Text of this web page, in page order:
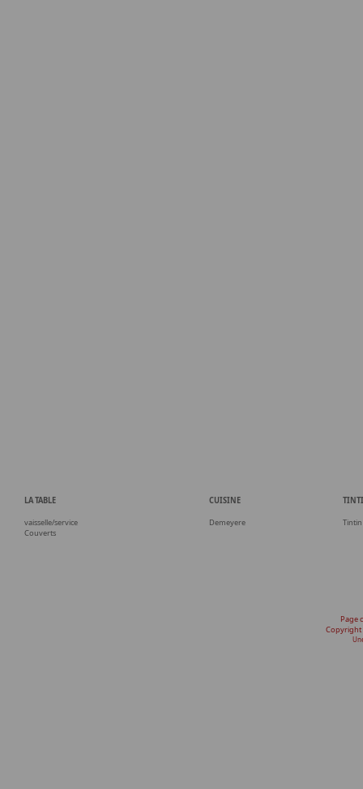
LA TABLE
vaisselle/service
Couverts
CUISINE
Demeyere Tintin
Page
Copyright